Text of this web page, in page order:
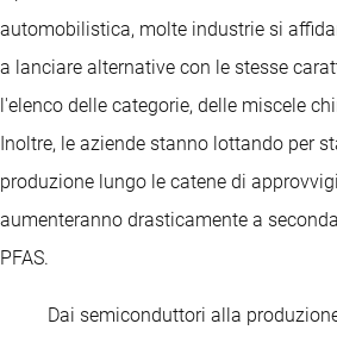
automobilistica, molte industrie si
a lanciare alternative con le stesse
l'elenco delle categorie, delle miscele
Inoltre, le aziende stanno lottando per
produzione lungo le catene di
aumenteranno drasticamente a
PFAS.
Dai semiconduttori alla